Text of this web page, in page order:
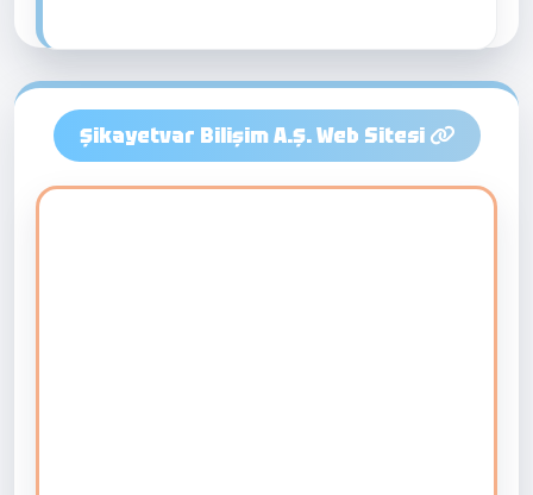
Şikayetvar Bilişim A.Ş. Web Sitesi